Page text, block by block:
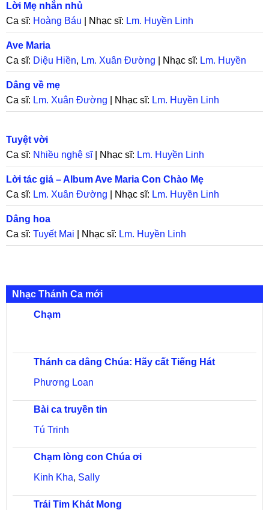
Lời Mẹ nhắn nhủ
Ca sĩ: Hoàng Báu | Nhạc sĩ: Lm. Huyền Linh
Ave Maria
Ca sĩ: Diệu Hiền, Lm. Xuân Đường | Nhạc sĩ: Lm. Huyền
Linh
Dâng về mẹ
Ca sĩ: Lm. Xuân Đường | Nhạc sĩ: Lm. Huyền Linh
Tuyệt vời
Ca sĩ: Nhiều nghệ sĩ| Nhạc sĩ: Lm. Huyền Linh
Lời tác giả – Album Ave Maria Con Chào Mẹ
Ca sĩ: Lm. Xuân Đường | Nhạc sĩ: Lm. Huyền Linh
Dâng hoa
Ca sĩ: Tuyết Mai | Nhạc sĩ: Lm. Huyền Linh
Nhạc Thánh Ca mới
Chạm
Thánh ca dâng Chúa: Hãy cất Tiếng Hát
Phương Loan
Bài ca truyền tin
Tú Trinh
Chạm lòng con Chúa ơi
Kinh Kha, Sally
Trái Tim Khát Mong